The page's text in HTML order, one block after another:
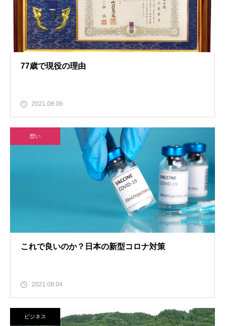
77歳で現役の理由
2021.08.06
想い
これで良いのか？日本の新型コロナ対策
2021.08.04
ビジネス